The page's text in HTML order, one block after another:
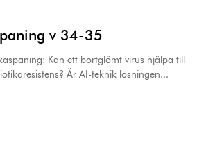
v 34-35
Kan ett bortglömt virus hjälpa till
Är AI-teknik lösningen...